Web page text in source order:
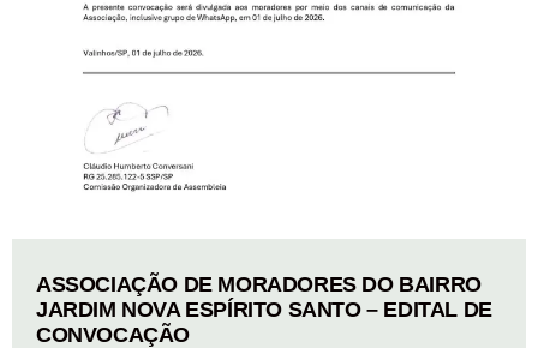
ASSOCIAÇÃO DE MORADORES DO BAIRRO
JARDIM NOVA ESPÍRITO SANTO – EDITAL DE
CONVOCAÇÃO